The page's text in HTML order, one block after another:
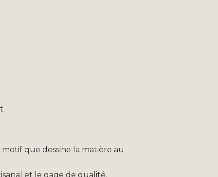
que dessine la matière au
et le gage de qualité.